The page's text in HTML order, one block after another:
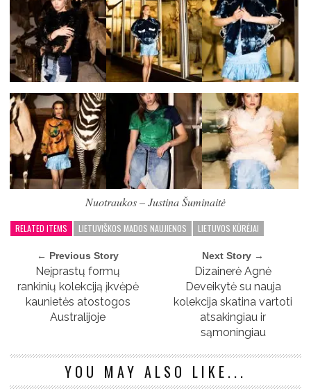
Nuotraukos – Justina Šuminaitė
RELATED ITEMS LIETUVIŠKOS MADOS NAUJIENOS LIETUVOS KŪRĖJAI
← Previous Story
Neįprastų formų
rankinių kolekciją įkvėpė
kaunietės atostogos
Australijoje
Next Story →
Dizainerė Agnė
Deveikytė su nauja
kolekcija skatina vartoti
atsakingiau ir
sąmoningiau
YOU MAY ALSO LIKE...